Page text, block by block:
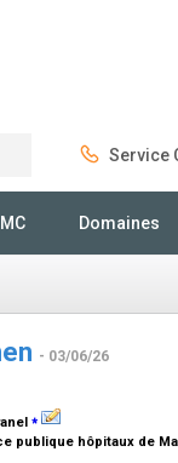
Service
Domaines
- 03/06/26
⁎
publique hôpitaux de